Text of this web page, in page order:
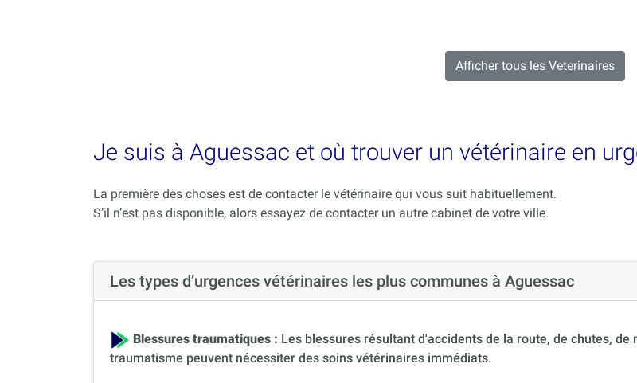
Afficher tous les Veterinaires
Je suis à Aguessac et où trouver un vétérinaire en
La première des choses est de contacter le vétérinaire qui vous suit habituellement.
S’il n’est pas disponible, alors essayez de contacter un autre cabinet de votre ville.
Les types d’urgences vétérinaires les plus communes à Aguessac
Blessures traumatiques : Les blessures résultant d'accidents de la route, de chutes,
traumatisme peuvent nécessiter des soins vétérinaires immédiats.